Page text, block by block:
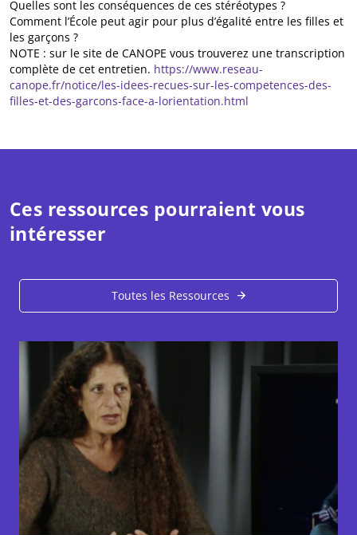
Quelles sont les conséquences de ces stéréotypes ?
Comment l’École peut agir pour plus d’égalité entre les filles et
les garçons ?
NOTE : sur le site de CANOPE vous trouverez une transcription
complète de cet entretien. https://www.reseau-
canope.fr/notice/les-idees-recues-sur-les-competences-des-
filles-et-des-garcons-face-a-lorientation.html
Ces ressources pourraient vous
intéresser
Toutes les Ressources